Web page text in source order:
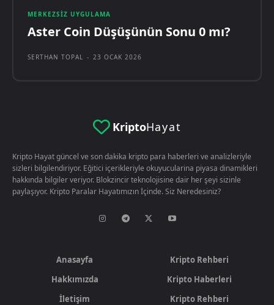
MERKEZSIZ UYGULAMA
Aster Coin Düşüşünün Sonu 0 mı?
SERTHAN TOPAL - 23 OCAK 2026
KriptoHayat
Kripto Hayat güncel ve son dakika kripto para haberleri ve analizleriyle
sizleri bilgilendiriyor. Eğitici içerikleriyle okuyucularina piyasa dinamikleri
hakkında bilgiler veriyor. Blokzincir teknolojisine dair her şeyi sizinle
paylaşıyor. Kripto Paralar Hayatımızın İçinde. Siz Neredesiniz?
Anasayfa
Hakkımızda
İletişim
Kripto Rehberi
Kripto Haberleri
Kripto Rehberi